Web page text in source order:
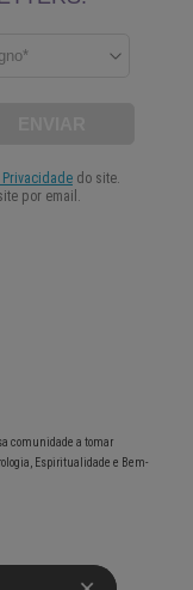
comunidade a tomar
Espiritualidade e Bem-